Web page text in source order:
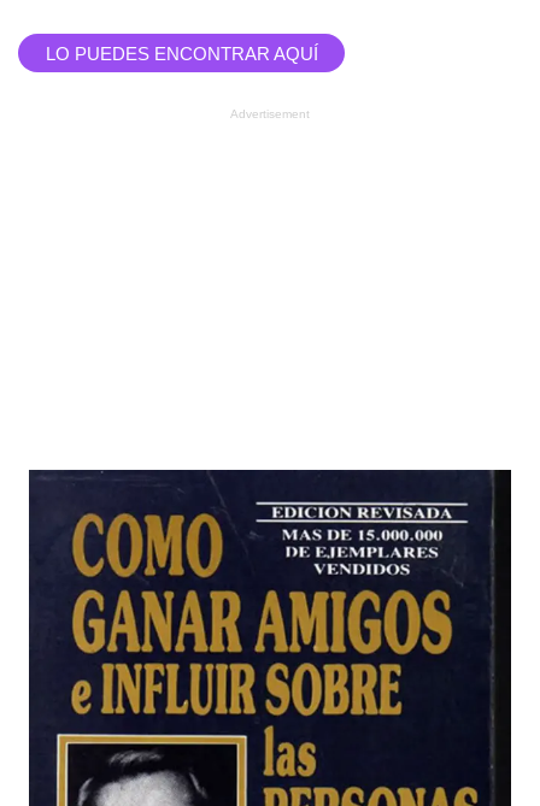
LO PUEDES ENCONTRAR AQUÍ
Advertisement